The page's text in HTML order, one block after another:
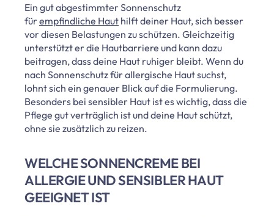
Ein gut abgestimmter Sonnenschutz
fürempfindliche Haut hilft deiner Haut, sich besser
vor diesen Belastungen zu schützen. Gleichzeitig
unterstützt er die Hautbarriere und kann dazu
beitragen, dass deine Haut ruhiger bleibt. Wenn du
nach Sonnenschutz für allergische Haut suchst,
lohnt sich ein genauer Blick auf die Formulierung.
Besonders bei sensibler Haut ist es wichtig, dass die
Pflege gut verträglich ist und deine Haut schützt,
ohne sie zusätzlich zu reizen.
WELCHE SONNENCREME BEI
ALLERGIE UND SENSIBLER HAUT
GEEIGNET IST